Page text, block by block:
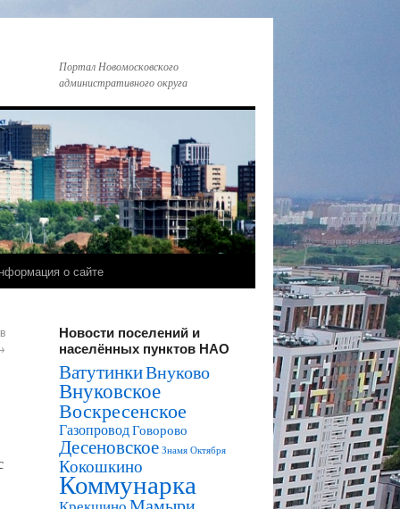
Портал Новомосковского
административного округа
о сайте
Новости поселений и
населённых пунктов НАО
ВатутинкиВнуково
Внуковское
Воскресенское
ГазопроводГоворово
Десеновское Знамя Октября
Кокошкино
Коммунарка